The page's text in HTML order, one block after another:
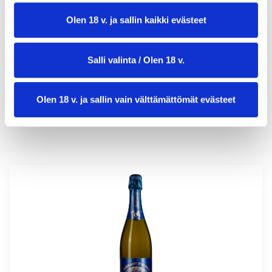
Olen 18 v. ja sallin kaikki evästeet
Salli valinta / Olen 18 v.
Olen 18 v. ja sallin vain välttämättömät evästeet
valmistusaika:30 min
annosmäärä :8